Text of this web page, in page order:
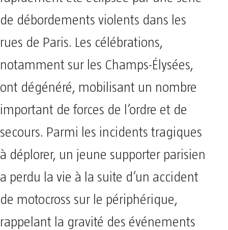
de débordements violents dans les
rues de Paris. Les célébrations,
notamment sur les Champs-Élysées,
ont dégénéré, mobilisant un nombre
important de forces de l’ordre et de
secours. Parmi les incidents tragiques
à déplorer, un jeune supporter parisien
a perdu la vie à la suite d’un accident
de motocross sur le périphérique,
rappelant la gravité des événements